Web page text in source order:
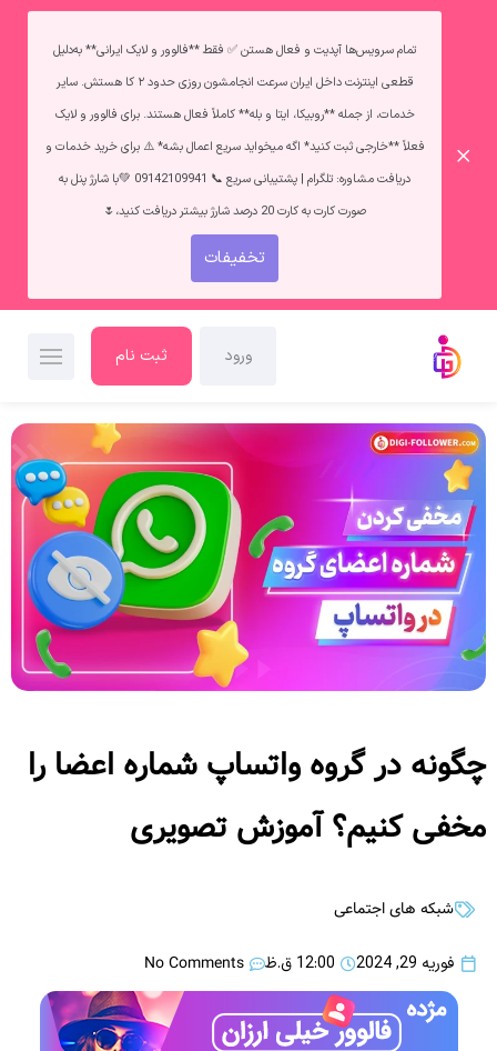
تمام سرویس‌ها آپدیت و فعال هستن ✅ فقط **فالوور و لایک ایرانی** به‌دلیل
قطعی اینترنت داخل ایران سرعت انجامشون روزی حدود ۲ کا هستش. سایر
خدمات، از جمله **روبیکا، ایتا و بله** کاملاً فعال هستند. برای فالوور و لایک
فعلاً **خارجی ثبت کنید* اگه میخواید سریع اعمال بشه* ⚠️ برای خرید خدمات و
دریافت مشاوره: تلگرام | پشتیبانی سریع 📞 09142109941 💚با شارژ پنل به
صورت کارت به کارت 20 درصد شارژ بیشتر دریافت کنید،🌷
تخفیفات
ورود ثبت نام
چگونه در گروه واتساپ شماره اعضا را
مخفی کنیم؟ آموزش تصویری
شبکه های اجتماعی
فوریه 29, 2024 12:00 ق.ظ No Comments